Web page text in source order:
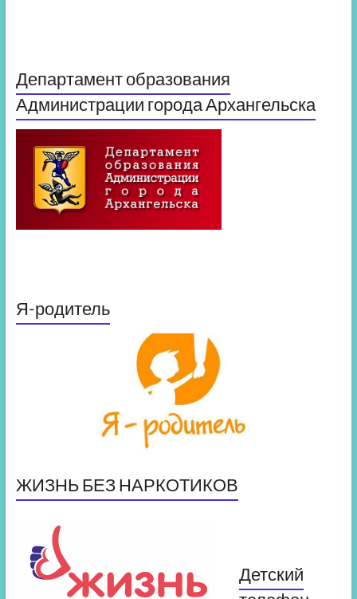
Департамент образования
Администрации города Архангельска
Я-родитель
ЖИЗНЬ БЕЗ НАРКОТИКОВ
Детский